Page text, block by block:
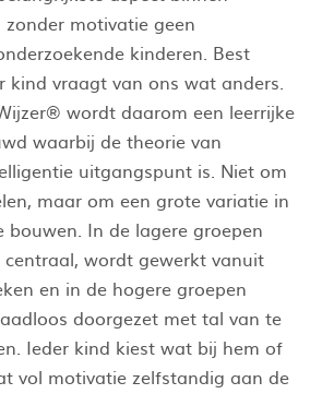
motivatie geen
kinderen. Best
kind vraagt van ons wat anders.
wordt daarom een leerrijke
waarbij de theorie van
uitgangspunt is. Niet om
maar om een grote variatie in
In de lagere groepen
wordt gewerkt vanuit
en in de hogere groepen
doorgezet met tal van te
Ieder kind kiest wat bij hem of
vol motivatie zelfstandig aan de